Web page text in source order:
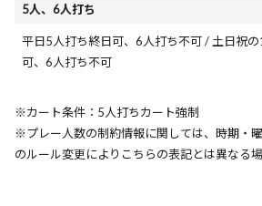
5人、6人打ち
平日5人打ち終日可、6人打ち不可 / 土日祝
可、6人打ち不可
※カート条件：5人打ちカート強制
※プレー人数の制約情報に関しては、時期・
のルール変更によりこちらの表記とは異なる場